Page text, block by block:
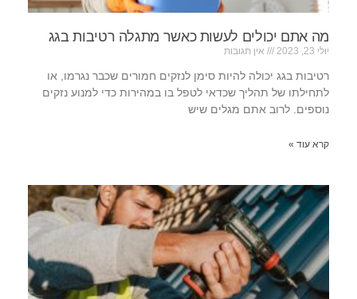
מה אתם יכולים לעשות כאשר מתגלה רטיבות בגג
יולי 23, 2023 אין תגובות
רטיבות בגג יכולה להיות סימן לנזקים חמורים שכבר נגרמו, או
לתחילתו של תהליך שכדאי לטפל בו במהירות כדי למנוע נזקים
נוספים. לרוב אתם מגלים שיש
קרא עוד »